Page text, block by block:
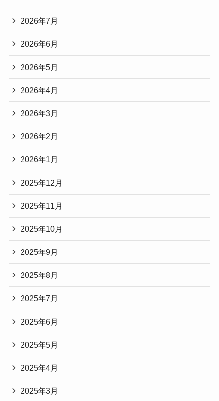
2026年7月
2026年6月
2026年5月
2026年4月
2026年3月
2026年2月
2026年1月
2025年12月
2025年11月
2025年10月
2025年9月
2025年8月
2025年7月
2025年6月
2025年5月
2025年4月
2025年3月